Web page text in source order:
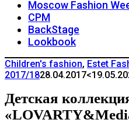
Moscow Fashion
CPM
BackStage
Lookbook
Children's fashion, Estet
2017/1828.04.2017
Детская